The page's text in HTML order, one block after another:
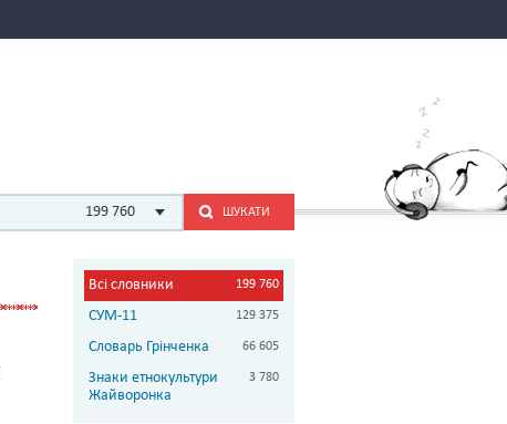
199 760 ШУКАТИ
Всі словники 199 760
СУМ-11 129 375
Словарь Грінченка 66 605
Знаки етнокультури
Жайворонка
3 780